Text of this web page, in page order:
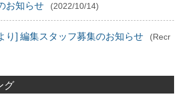
お知らせ (2022/10/14)
り] 編集スタッフ募集のお知らせ
(Recr
グ